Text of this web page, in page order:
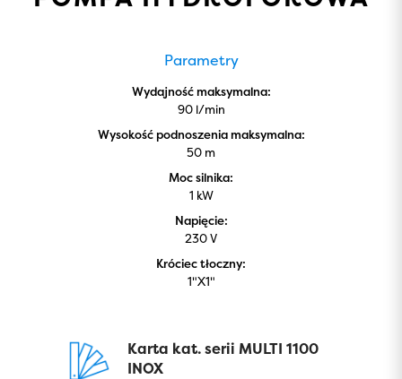
Parametry
Wydajność maksymalna:
90 l/min
Wysokość podnoszenia maksymalna:
50 m
Moc silnika:
1 kW
Napięcie:
230 V
Króciec tłoczny:
1"X1"
Karta kat. serii MULTI 1100
INOX